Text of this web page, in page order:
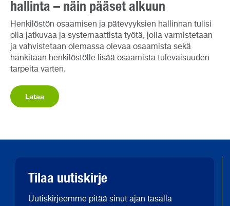
hallinta – näin pääset alkuun
Henkilöstön osaamisen ja pätevyyksien hallinnan tulisi
olla jatkuvaa ja systemaattista työtä, jolla varmistetaan
ja vahvistetaan olemassa olevaa osaamista sekä
hankitaan henkilöstölle lisää osaamista tulevaisuuden
tarpeita varten.
Lataa
Tilaa uutiskirje
Uutiskirjeemme pitää sinut ajan tasalla